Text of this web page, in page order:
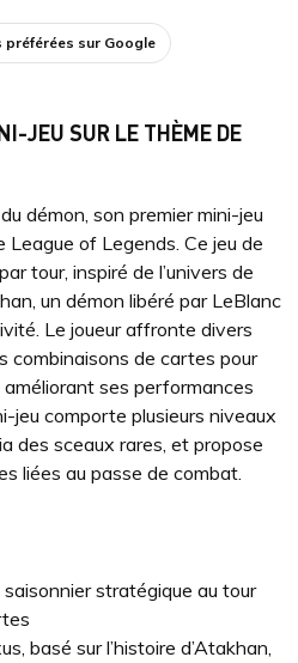
sur Google
JEU SUR LE THÈME DE
démon, son premier mini-jeu
League of Legends. Ce jeu de
tour, inspiré de l’univers de
un démon libéré par LeBlanc
Le joueur affronte divers
combinaisons de cartes pour
ses performances
jeu comporte plusieurs niveaux
des sceaux rares, et propose
liées au passe de combat.
stratégique au tour
basé sur l’histoire d’Atakhan,